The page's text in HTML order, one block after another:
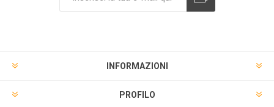
INFORMAZIONI
PROFILO